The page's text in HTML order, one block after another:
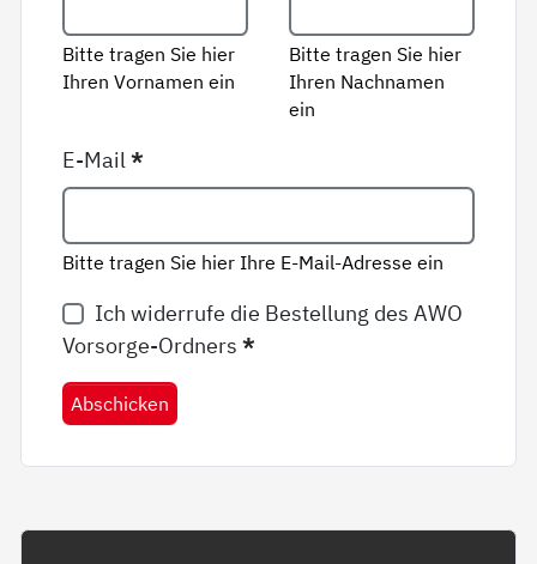
Bitte tragen Sie hier
Ihren Vornamen ein
Bitte tragen Sie hier
Ihren Nachnamen
ein
E-Mail*
Bitte tragen Sie hier Ihre E-Mail-Adresse ein
Ich widerrufe die Bestellung des AWO
Vorsorge-Ordners*
Abschicken